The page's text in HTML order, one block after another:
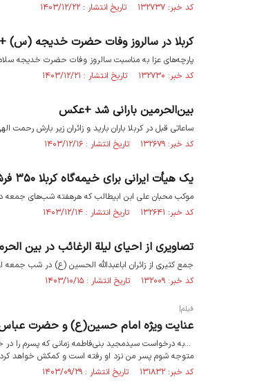
کد خبر: ۱۳۲۷۳۷ تاریخ انتشار : ۱۴۰۳/۱۲/۲۲
کربلا در سالروز وفات حضرت خدیجه (س)
پارچه‌های عزا به مناسبت سالروز وفات حضرت خدیجه
کد خبر: ۱۳۲۷۳۰ تاریخ انتشار : ۱۴۰۳/۱۲/۲۱
بین‌الحرمین بارانی شد +عکس
ساعاتی قبل در کربلا باران بارید و زائران زیر بارش رحمت
کد خبر: ۱۳۲۶۷۹ تاریخ انتشار : ۱۴۰۳/۱۲/۱۶
یک هیأت ایرانی برای خیمه‌گاه کربلا ۳۵۰ فرش خرید
موکب محبان علی ابن ابیطالب که هرهفته شب‌های جمعه در بین الحرمین روضه
کد خبر: ۱۳۲۶۴۱ تاریخ انتشار : ۱۴۰۳/۱۲/۱۴
تصاویری از احیای لیلة الرغائب در بین
جمع کثیری از زائران اباعبدالله الحسین (ع) در شب جمعه
کد خبر: ۱۳۲۰۰۹ تاریخ انتشار : ۱۴۰۳/۱۰/۱۵
فیلم|
عنایت ویژه امام حسین(ع) و حضرت
...به درخواست سیدمجید بنی‌فاطمه زمانی که پسرم را
متوجه شوم پسر من نزد او رفته است و کمکش خواهد
کد خبر: ۱۳۱۸۳۲ تاریخ انتشار : ۱۴۰۳/۰۹/۲۹